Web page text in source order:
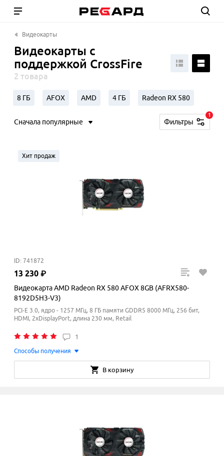
Видеокарты
Видеокарты с
поддержкой CrossFire
2 товара
8 ГБ AFOX AMD 4 ГБ Radeon RX 580
Сначала популярные Фильтры
1
Хит продаж
ID: 741872
13 230 ₽
Видеокарта AMD Radeon RX 580 AFOX 8GB (AFRX580-
8192D5H3-V3)
PCI-E 3.0, ядро - 1257 МГц, 8 ГБ памяти GDDR5 8000 МГц, 256 бит,
HDMI, 2xDisplayPort, длина 230 мм, Retail
1
Способы получения
В корзину